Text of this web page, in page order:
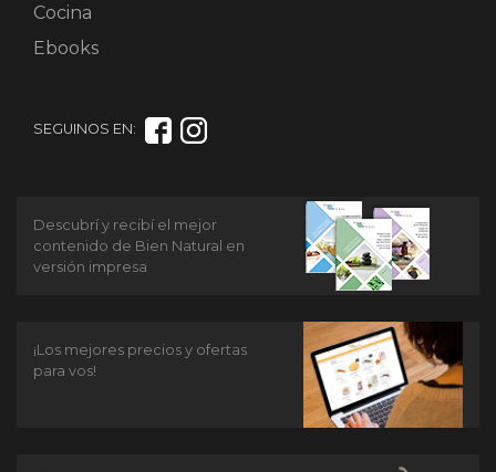
Cocina
Ebooks
SEGUINOS EN:
Descubrí y recibí el mejor
contenido de Bien Natural en
versión impresa
¡Los mejores precios y ofertas
para vos!